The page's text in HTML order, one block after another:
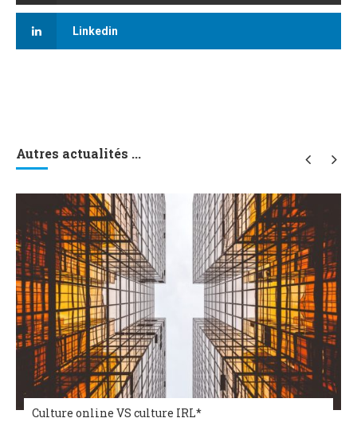
Linkedin
Autres actualités ...
Culture online VS culture IRL*